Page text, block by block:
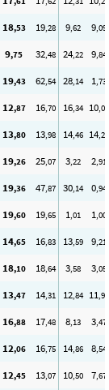
18,53 19,28 9,62 9,09
9,75 32,48 24,22 9,84
19,43 62,54 28,14 1,73
12,87 16,70 16,34 10,05
13,80 13,98 14,46 14,28
19,26 25,07 3,22 2,91
19,36 47,87 30,14 0,94
19,60 19,65 1,01 1,00
14,65 16,83 13,59 9,21
18,10 18,64 3,58 3,05
13,47 14,31 12,84 11,96
16,88 17,48 8,13 3,47
12,06 16,75 14,86 8,54
12,45 13,07 10,50 7,67